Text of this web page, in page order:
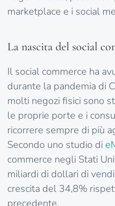
marketplace e i social
La nascita del social
Il social commerce ha
durante la pandemia di
molti negozi fisici sono
le proprie porte e i
ricorrere sempre di più
Secondo uno studio di
commerce negli Stati
miliardi di dollari di
crescita del 34,8%